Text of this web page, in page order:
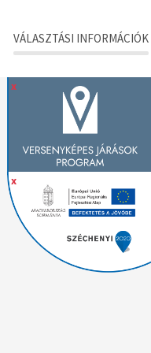
VÁLASZTÁSI INFORMÁCIÓK
x
x